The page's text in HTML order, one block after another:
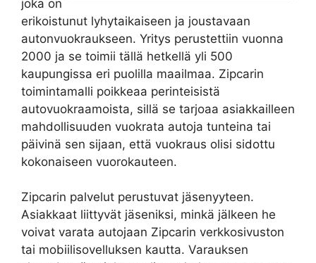
joka on
erikoistunut lyhytaikaiseen ja joustavaan
autonvuokraukseen. Yritys perustettiin vuonna
2000 ja se toimii tällä hetkellä yli 500
kaupungissa eri puolilla maailmaa. Zipcarin
toimintamalli poikkeaa perinteisistä
autovuokraamoista, sillä se tarjoaa asiakkailleen
mahdollisuuden vuokrata autoja tunteina tai
päivinä sen sijaan, että vuokraus olisi sidottu
kokonaiseen vuorokauteen.
Zipcarin palvelut perustuvat jäsenyyteen.
Asiakkaat liittyvät jäseniksi, minkä jälkeen he
voivat varata autojaan Zipcarin verkkosivuston
tai mobiilisovelluksen kautta. Varauksen